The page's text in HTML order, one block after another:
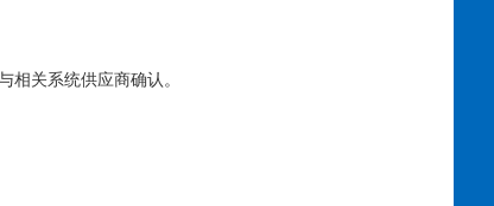
相关系统供应商确认。